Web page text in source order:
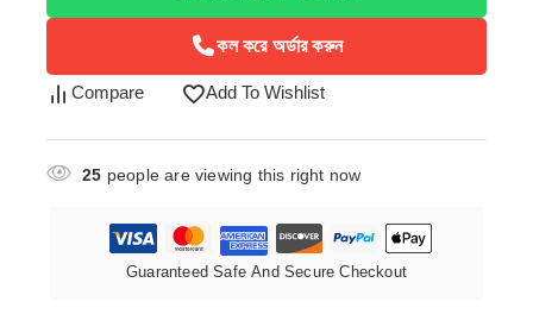
কল করে অর্ডার করুন
Compare Add To Wishlist
25 people are viewing this right now
Guaranteed Safe And Secure Checkout